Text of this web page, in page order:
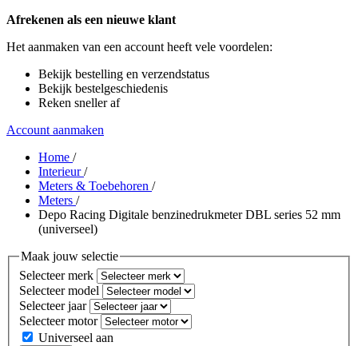
Afrekenen als een nieuwe klant
Het aanmaken van een account heeft vele voordelen:
Bekijk bestelling en verzendstatus
Bekijk bestelgeschiedenis
Reken sneller af
Account aanmaken
Home /
Interieur/
Meters & Toebehoren /
Meters /
Depo Racing Digitale benzinedrukmeter DBL series 52 mm
(universeel)
Maak jouw selectie
Selecteer merk
Selecteer model
Selecteer jaar
Selecteer motor
Universeel aan